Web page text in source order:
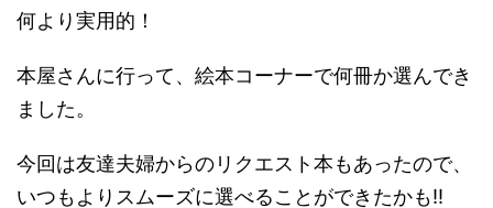
何より実用的！
本屋さんに行って、絵本コーナーで何冊か選んでき
ました。
今回は友達夫婦からのリクエスト本もあったので、
いつもよりスムーズに選べることができたかも!!